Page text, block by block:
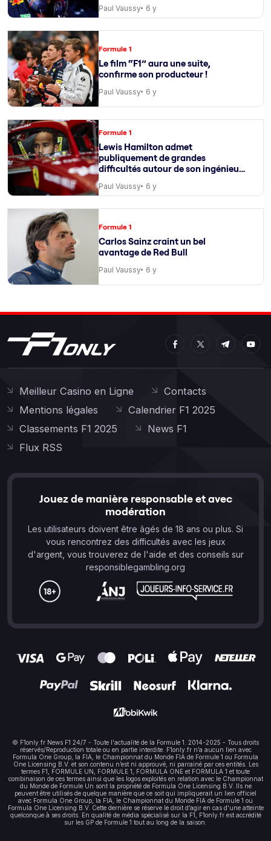
Paul Vaussy 6 y
Formule 1
Le film “F1” aura une suite,
confirme son producteur !
Paul Vaussy 6 y
Formule 1
Lewis Hamilton admet
publiquement de grandes
difficultés autour de son ingénieur
Paul Vaussy 6 y
Formule 1
Carlos Sainz craint un bel
avantage de Red Bull
Paul Vaussy 6 y
Meilleur Casino en Ligne
Contacts
Mentions légales
Calendrier F1 2025
Classements F1 2025
News F1
Flux RSS
Jouez de manière responsable et avec
modération
Les utilisateurs doivent être âgés de 18 ans ou plus. Si
vous rencontrez des difficultés avec les jeux
d'argent, vous trouverez de l'aide et des conseils sur
responsiblegambling.org
© F1only.fr News F1 24/7 - Toute l'actualité de la Formule 1. 2014-2025 - Tous droits
réservés/Reproduction totale ou en partie interdite. F1only.fr n’a aucun lien avec
Formula One Group, la FIA, le Championnat du Monde FIA de Formule 1 ou Formula
One Licensing B.V. et son contenu n’est ni approuvé, ni parrainé par ces entités. Les
termes F1, FORMULE UN, FORMULE 1, FORMULA ONE et FORMULA 1 et toute
combinaison de ces termes ainsi que les logos exploités en relation avec le Championnat
du Monde de Formule Un sont la propriété de Formula One Licensing B.V. Ils ne
peuvent être utilisés de quelque manière que ce soit qui impliquerait un lien officiel
avec Formula One Group, la FIA, le Championnat du Monde FIA de Formule 1 ou
Formula One Licensing B.V. Cette dernière se réserve le droit d’agir en cas d’une atteinte
quelconque à ses droits. En qualité de média spécialisé sur la F1, F1only.fr est accrédité
sur les GP de Formule 1 tout au long de la saison.